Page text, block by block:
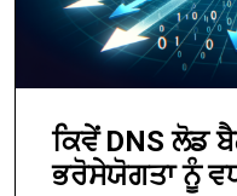
ਕਿਵੇਂ DNS ਲੋਡ
ਭਰੋਸੇਯੋਗਤਾ ਨੂੰ